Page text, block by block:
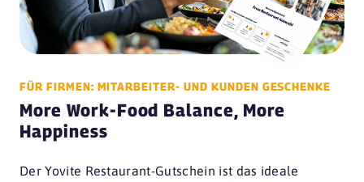
FÜR FIRMEN: MITARBEITER- UND KUNDEN GESCHENKE
More Work-Food Balance, More
Happiness
Der Yovite Restaurant-Gutschein ist das ideale